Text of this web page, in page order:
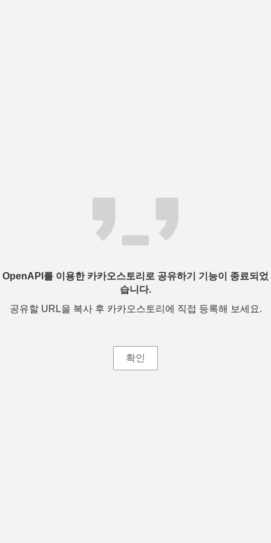
OpenAPI를 이용한 카카오스토리로 공유하기 기능이 종료되었
습니다.
공유할 URL을 복사 후 카카오스토리에 직접 등록해 보세요.
확인